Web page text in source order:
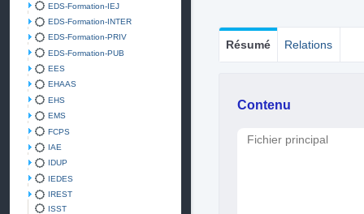
EDS-Formation-IEJ
EDS-Formation-INTER
EDS-Formation-PRIV
EDS-Formation-PUB
EES
EHAAS
EHS
EMS
FCPS
IAE
IDUP
IEDES
IREST
ISST
Résumé Relations
Contenu
Fichier principal